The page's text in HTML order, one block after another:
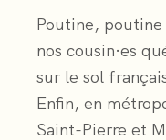
Poutine,
nos cousin·es
sur le sol
Enfin, en
Saint-Pierre et